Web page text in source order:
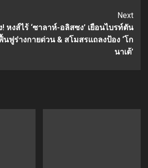
Next
หงส์ไร้ ‘ซาลาห์-อลิสซง’ เยือนไบรท์ตัน
นฟูร่างกายด่วน & สโมสรแถลงป้อง ‘โก
นาเต้’